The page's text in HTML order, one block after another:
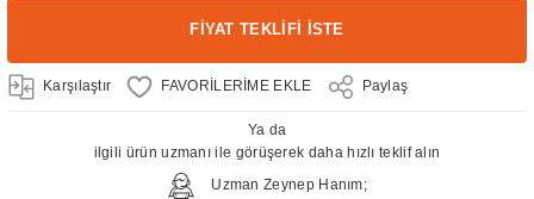
FİYAT TEKLİFİ İSTE
Karşılaştır Paylaş
Ya da
ilgili ürün uzmanı ile görüşerek daha hızlı teklif alın
Uzman Zeynep Hanım;